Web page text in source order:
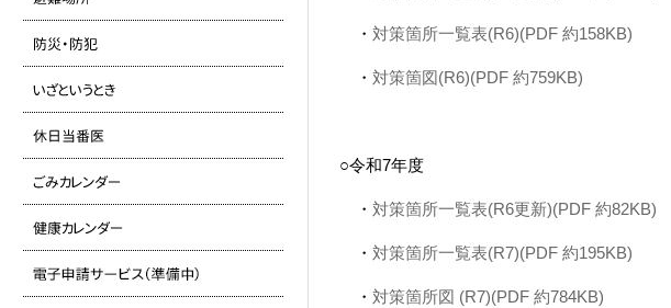
・ 対策箇所一覧表(R6)(PDF 約158KB)
・ 対策箇図(R6)(PDF 約759KB)
○令和7年度
・ 対策箇所一覧表(R6更新)(PDF 約82KB)
・ 対策箇所一覧表(R7)(PDF 約195KB)
・ 対策箇所図 (R7)(PDF 約784KB)